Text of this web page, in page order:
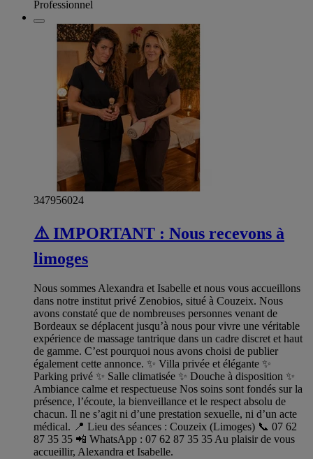
Professionnel
347956024
⚠️ IMPORTANT : Nous recevons à
limoges
Nous sommes Alexandra et Isabelle et nous vous accueillons
dans notre institut privé Zenobios, situé à Couzeix. Nous
avons constaté que de nombreuses personnes venant de
Bordeaux se déplacent jusqu’à nous pour vivre une véritable
expérience de massage tantrique dans un cadre discret et haut
de gamme. C’est pourquoi nous avons choisi de publier
également cette annonce. ✨ Villa privée et élégante ✨
Parking privé ✨ Salle climatisée ✨ Douche à disposition ✨
Ambiance calme et respectueuse Nos soins sont fondés sur la
présence, l’écoute, la bienveillance et le respect absolu de
chacun. Il ne s’agit ni d’une prestation sexuelle, ni d’un acte
médical. 📍 Lieu des séances : Couzeix (Limoges) 📞 07 62
87 35 35 📲 WhatsApp : 07 62 87 35 35 Au plaisir de vous
accueillir, Alexandra et Isabelle.